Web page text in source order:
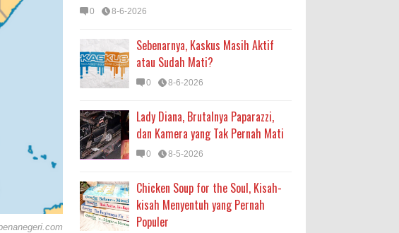
0 8-6-2026
Sebenarnya, Kaskus Masih Aktif
atau Sudah Mati?
0 8-6-2026
Lady Diana, Brutalnya Paparazzi,
dan Kamera yang Tak Pernah Mati
0 8-5-2026
Chicken Soup for the Soul, Kisah-
kisah Menyentuh yang Pernah
Populer